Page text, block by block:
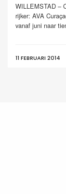
WILLEMSTAD –
rijker: AVA
vanaf juni naar
11 FEBRUARI 2014